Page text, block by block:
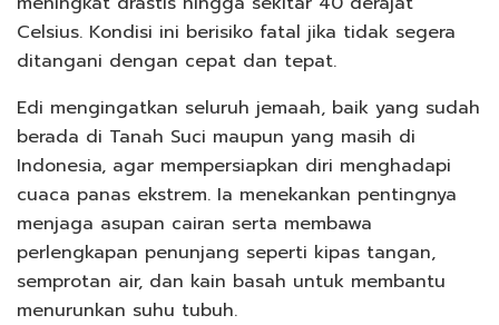
Celsius. Kondisi ini berisiko fatal jika tidak segera
ditangani dengan cepat dan tepat.
Edi mengingatkan seluruh jemaah, baik yang sudah
berada di Tanah Suci maupun yang masih di
Indonesia, agar mempersiapkan diri menghadapi
cuaca panas ekstrem. Ia menekankan pentingnya
menjaga asupan cairan serta membawa
perlengkapan penunjang seperti kipas tangan,
semprotan air, dan kain basah untuk membantu
menurunkan suhu tubuh.